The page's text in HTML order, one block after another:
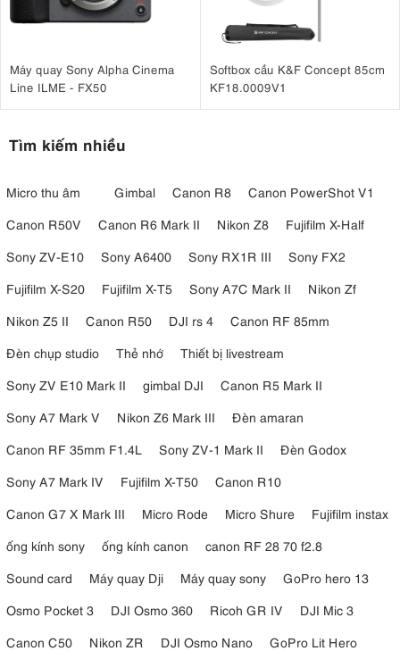
Máy quay Sony Alpha Cinema
Line ILME - FX50
Softbox cầu K&F Concept 85cm
KF18.0009V1
Tìm kiếm nhiều
Micro thu âm Gimbal Canon R8
Canon PowerShot V1
Canon R50V
Canon R6 Mark II Nikon Z8
Fujifilm X-Half
Sony ZV-E10
Sony A6400 Sony RX1R III
Sony FX2
Fujifilm X-S20
Fujifilm X-T5 Sony A7C Mark II
Nikon Zf
Nikon Z5 II
Canon R50 DJI rs 4
Canon RF 85mm
Đèn chụp studio
Thẻ nhớ
Thiết bị livestream
Sony ZV E10 Mark II
gimbal DJI
Canon R5 Mark II
Sony A7 Mark V
Nikon Z6 Mark III
Đèn amaran
Canon RF 35mm F1.4L
Sony ZV-1 Mark II
Đèn Godox
Sony A7 Mark IV
Fujifilm X-T50
Canon R10
Canon G7 X Mark III
Micro Rode Micro Shure
Fujifilm instax
ống kính sony
ống kính canon
canon RF 28 70 f2.8
Sound card
Máy quay Dji Máy quay sony
GoPro hero 13
Osmo Pocket 3
DJI Osmo 360 Ricoh GR IV
DJI Mic 3
Canon C50
Nikon ZR DJI Osmo Nano
GoPro Lit Hero